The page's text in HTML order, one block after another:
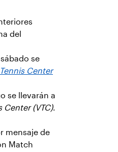
del
se
Center
se llevarán a
Center (VTC).
mensaje de
Match